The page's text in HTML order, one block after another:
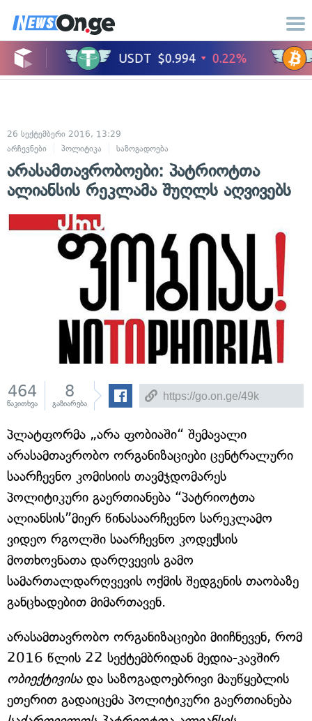
26 სექტემბერი 2016, 13:29
არჩევნები
პოლიტიკა საზოგადოება
არასამთავრობოები: პატრიოტთა
ალიანსის რეკლამა შუღლს აღვივებს
464
წაკითხვა
8
გაზიარება
პლატფორმა „არა ფობიაში“ შემავალი
არასამთავრობო ორგანიზაციები ცენტრალური
საარჩევნო კომისიის თავმჯდომარეს
პოლიტიკური გაერთიანება “პატრიოტთა
ალიანსის”მიერ წინასაარჩევნო სარეკლამო
ვიდეო რგოლში საარჩევნო კოდექსის
მოთხოვნათა დარღვევის გამო
სამართალდარღვევის ოქმის შედგენის თაობაზე
განცხადებით მიმართავენ.
არასამთავრობო ორგანიზაციები მიიჩნევენ, რომ
2016 წლის 22 სექტემბრიდან მედია-კავშირ
ობიექტივისადა საზოგადოებრივი მაუწყებლის
ეთერით გადაიცემა პოლიტიკური გაერთიანება